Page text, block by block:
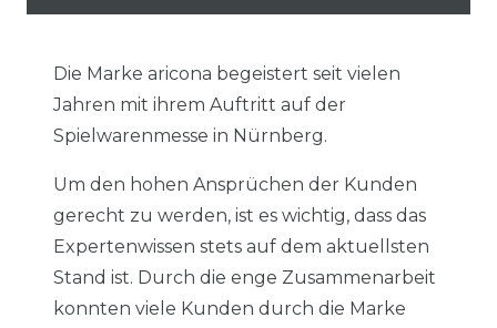
Die Marke aricona begeistert seit vielen
Jahren mit ihrem Auftritt auf der
Spielwarenmesse in Nürnberg.
Um den hohen Ansprüchen der Kunden
gerecht zu werden, ist es wichtig, dass das
Expertenwissen stets auf dem aktuellsten
Stand ist. Durch die enge Zusammenarbeit
konnten viele Kunden durch die Marke